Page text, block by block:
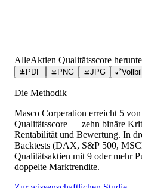
AlleAktien Qualitätsscore
PDF PNG JPG
Die Methodik
Masco Corperation erreicht 5
Qualitätsscore — zehn binäre
Rentabilität und Bewertung. In
Backtests (DAX, S&P 500,
Qualitätsaktien mit 9 oder mehr
doppelte Marktrendite.